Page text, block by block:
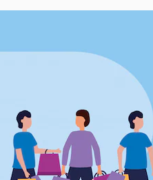
AI-assistent
AI-billedgenerator
AI-videogenerator
AI-
Academy
Support
Vilkår for